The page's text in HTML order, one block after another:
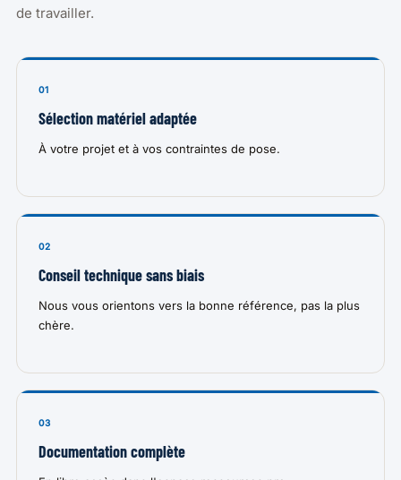
de travailler.
01
Sélection matériel adaptée
À votre projet et à vos contraintes de pose.
02
Conseil technique sans biais
Nous vous orientons vers la bonne référence, pas la plus
chère.
03
Documentation complète